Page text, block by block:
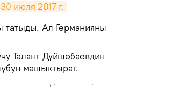
30 июля 2017 г.
татыды. Ал Германияны
Талант Дүйшөбаевдин
машыктырат.